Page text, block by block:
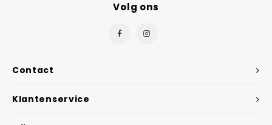
Contact
Volg ons
Klantenservice